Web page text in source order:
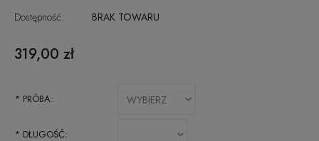
Dostępność: BRAK TOWARU
319,00 zł
* PRÓBA:
* DŁUGOŚĆ: